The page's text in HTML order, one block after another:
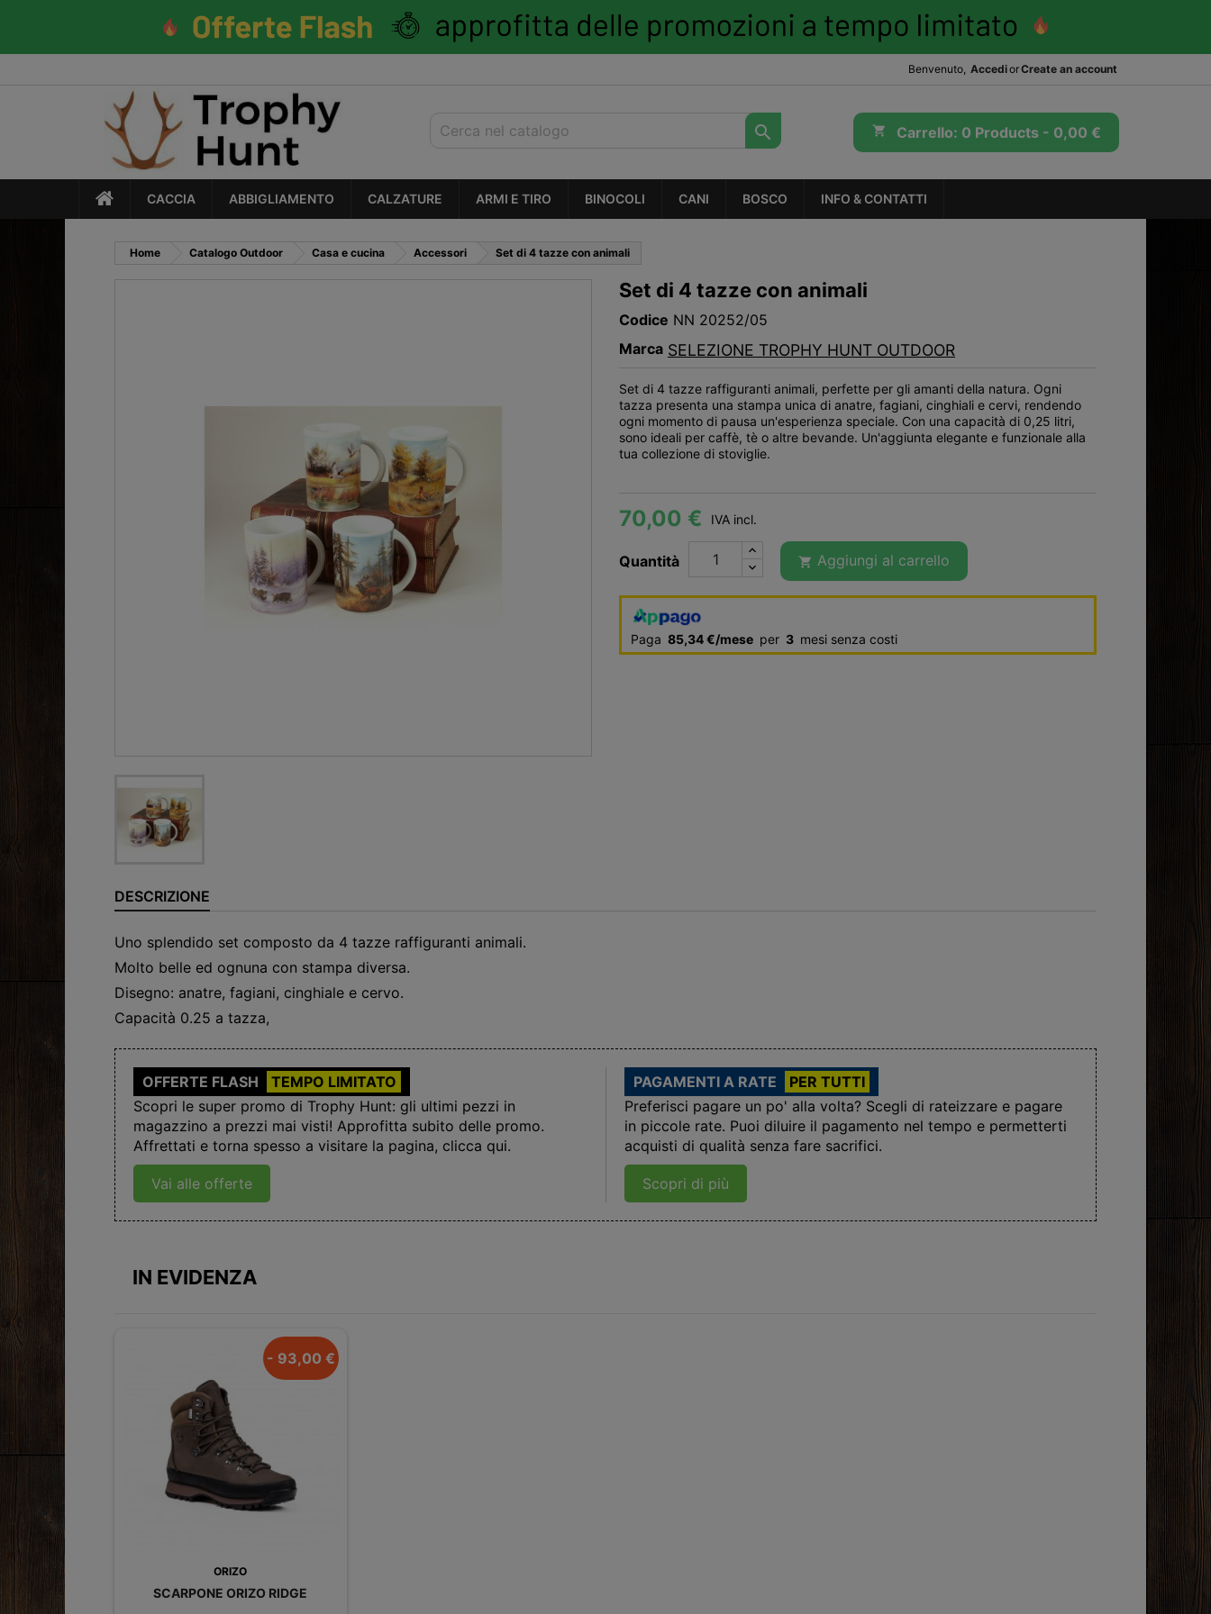
Benvenuto, AccediorCreate an account
shopping_cart Carrello: 0 Products - 0,00 €

CACCIA ABBIGLIAMENTO CALZATURE ARMI E TIRO BINOCOLI CANI BOSCO INFO & CONTATTI
Home Catalogo Outdoor Casa e cucina Accessori Set di 4 tazze con animali
Set di 4 tazze con animali
Codice NN 20252/05
Marca SELEZIONE TROPHY HUNT OUTDOOR
Set di 4 tazze raffiguranti animali, perfette per gli amanti della natura. Ogni
tazza presenta una stampa unica di anatre, fagiani, cinghiali e cervi, rendendo
ogni momento di pausa un'esperienza speciale. Con una capacità di 0,25 litri,
sono ideali per caffè, tè o altre bevande. Un'aggiunta elegante e funzionale alla
tua collezione di stoviglie.
70,00 € IVA incl.
Quantità  Aggiungi al carrello
Paga 85,34 €/mese per 3 mesi senza costi
DESCRIZIONE
Uno splendido set composto da 4 tazze raffiguranti animali.
Molto belle ed ognuna con stampa diversa.
Disegno: anatre, fagiani, cinghiale e cervo.
Capacità 0.25 a tazza,
OFFERTE FLASH
TEMPO LIMITATO
Scopri le super promo di Trophy Hunt: gli ultimi pezzi in
magazzino a prezzi mai visti! Approfitta subito delle promo.
Affrettati e torna spesso a visitare la pagina, clicca qui.
Vai alle offerte
PAGAMENTI A RATE
PER TUTTI
Preferisci pagare un po' alla volta? Scegli di rateizzare e pagare
in piccole rate. Puoi diluire il pagamento nel tempo e permetterti
acquisti di qualità senza fare sacrifici.
Scopri di più
IN EVIDENZA
- 93,00 €
ORIZO
SCARPONE ORIZO RIDGE